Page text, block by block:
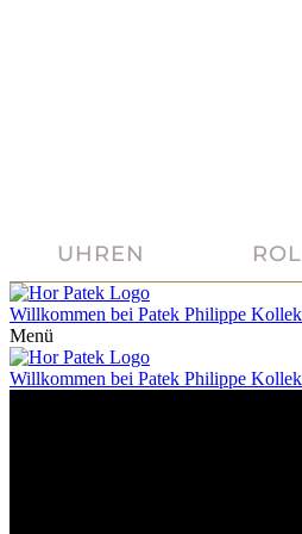
UHREN
Willkommen bei Patek Philippe
Menü
Willkommen bei Patek Philippe